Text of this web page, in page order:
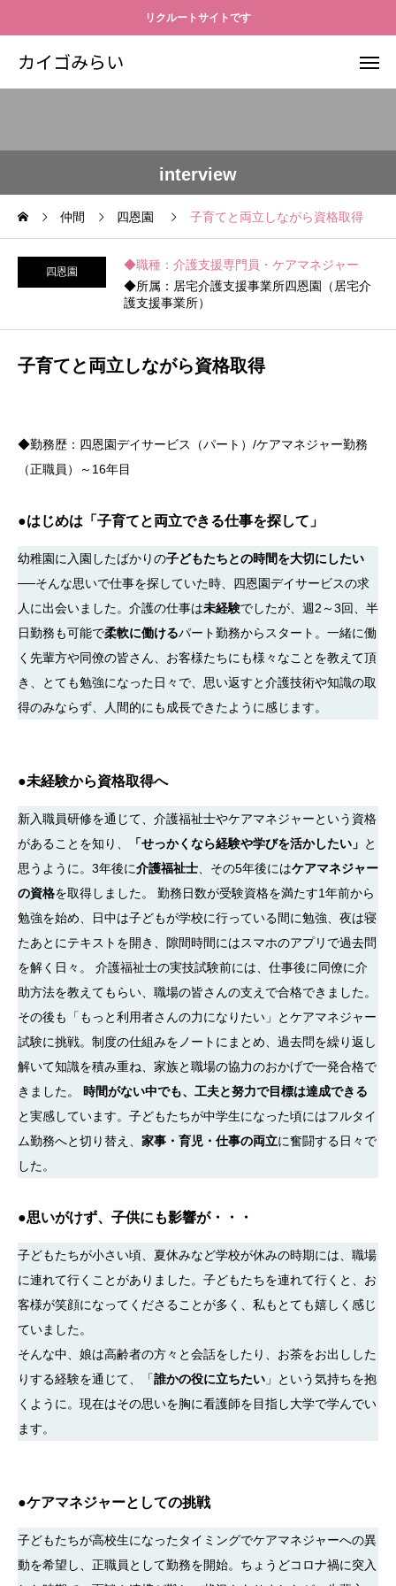
リクルートサイトです
カイゴみらい
interview
仲間 四恩園 子育てと両立しながら資格取得
四恩園
◆職種：介護支援専門員・ケアマネジャー
◆所属：居宅介護支援事業所四恩園（居宅介
護支援事業所）
子育てと両立しながら資格取得
◆勤務歴：四恩園デイサービス（パート）/ケアマネジャー勤務
（正職員）～16年目
●はじめは「子育てと両立できる仕事を探して」
幼稚園に入園したばかりの子どもたちとの時間を大切にしたい
──そんな思いで仕事を探していた時、四恩園デイサービスの求
人に出会いました。介護の仕事は未経験でしたが、週2～3回、半
日勤務も可能で柔軟に働けるパート勤務からスタート。一緒に働
く先輩方や同僚の皆さん、お客様たちにも様々なことを教えて頂
き、とても勉強になった日々で、思い返すと介護技術や知識の取
得のみならず、人間的にも成長できたように感じます。
●未経験から資格取得へ
新入職員研修を通じて、介護福祉士やケアマネジャーという資格
があることを知り、
「せっかくなら経験や学びを活かしたい」 と
思うように。3年後に介護福祉士 、その5年後にはケアマネジャー
の資格を取得しました。 勤務日数が受験資格を満たす1年前から
勉強を始め、日中は子どもが学校に行っている間に勉強、夜は寝
たあとにテキストを開き、隙間時間にはスマホのアプリで過去問
を解く日々。 介護福祉士の実技試験前には、仕事後に同僚に介
助方法を教えてもらい、職場の皆さんの支えで合格できました。
その後も「もっと利用者さんの力になりたい」とケアマネジャー
試験に挑戦。制度の仕組みをノートにまとめ、過去問を繰り返し
解いて知識を積み重ね、家族と職場の協力のおかげで一発合格で
きました。 時間がない中でも、工夫と努力で目標は達成できる
と実感しています。子どもたちが中学生になった頃にはフルタイ
ム勤務へと切り替え、 家事・育児・仕事の両立に奮闘する日々で
した。
●思いがけず、子供にも影響が・・・
子どもたちが小さい頃、夏休みなど学校が休みの時期には、職場
に連れて行くことがありました。子どもたちを連れて行くと、お
客様が笑顔になってくださることが多く、私もとても嬉しく感じ
ていました。
そんな中、娘は高齢者の方々と会話をしたり、お茶をお出しした
りする経験を通じて、「誰かの役に立ちたい 」という気持ちを抱
くように。現在はその思いを胸に看護師を目指し大学で学んでい
ます。
●ケアマネジャーとしての挑戦
子どもたちが高校生になったタイミングでケアマネジャーへの異
動を希望し、正職員として勤務を開始。ちょうどコロナ禍に突入